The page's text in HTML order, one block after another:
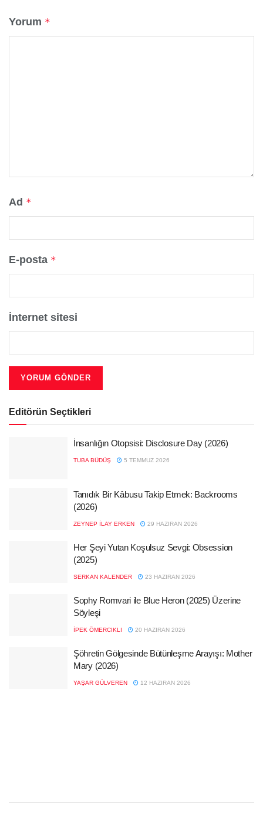
Yorum *
Ad *
E-posta *
İnternet sitesi
Editörün Seçtikleri
İnsanlığın Otopsisi: Disclosure Day (2026)
TUBA BÜDÜŞ 5 TEMMUZ 2026
Tanıdık Bir Kâbusu Takip Etmek: Backrooms
(2026)
ZEYNEP İLAY ERKEN 29 HAZIRAN 2026
Her Şeyi Yutan Koşulsuz Sevgi: Obsession
(2025)
SERKAN KALENDER 23 HAZIRAN 2026
Sophy Romvari ile Blue Heron (2025) Üzerine
Söyleşi
İPEK ÖMERCIKLI 20 HAZIRAN 2026
Şöhretin Gölgesinde Bütünleşme Arayışı: Mother
Mary (2026)
YAŞAR GÜLVEREN 12 HAZIRAN 2026